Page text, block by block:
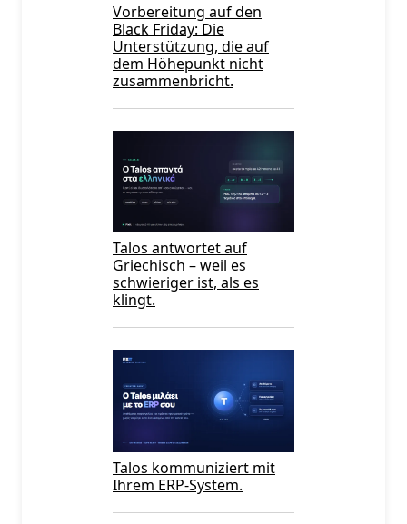
Vorbereitung auf den
Black Friday: Die
Unterstützung, die auf
dem Höhepunkt nicht
zusammenbricht.
Talos antwortet auf
Griechisch – weil es
schwieriger ist, als es
klingt.
Talos kommuniziert mit
Ihrem ERP-System.